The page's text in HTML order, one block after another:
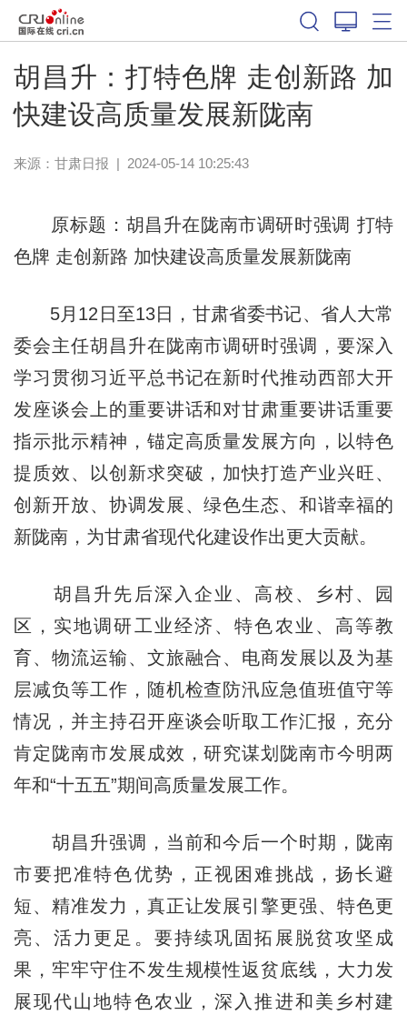
胡昌升：打特色牌 走创新路 加
快建设高质量发展新陇南
来源： 甘肃日报 | 2024-05-14 10:25:43
原标题：胡昌升在陇南市调研时强调 打特
色牌 走创新路 加快建设高质量发展新陇南
5月12日至13日，甘肃省委书记、省人大常
委会主任胡昌升在陇南市调研时强调，要深入
学习贯彻习近平总书记在新时代推动西部大开
发座谈会上的重要讲话和对甘肃重要讲话重要
指示批示精神，锚定高质量发展方向，以特色
提质效、以创新求突破，加快打造产业兴旺、
创新开放、协调发展、绿色生态、和谐幸福的
新陇南，为甘肃省现代化建设作出更大贡献。
胡昌升先后深入企业、高校、乡村、园
区，实地调研工业经济、特色农业、高等教
育、物流运输、文旅融合、电商发展以及为基
层减负等工作，随机检查防汛应急值班值守等
情况，并主持召开座谈会听取工作汇报，充分
肯定陇南市发展成效，研究谋划陇南市今明两
年和“十五五”期间高质量发展工作。
胡昌升强调，当前和今后一个时期，陇南
市要把准特色优势，正视困难挑战，扬长避
短、精准发力，真正让发展引擎更强、特色更
亮、活力更足。要持续巩固拓展脱贫攻坚成
果，牢牢守住不发生规模性返贫底线，大力发
展现代山地特色农业，深入推进和美乡村建